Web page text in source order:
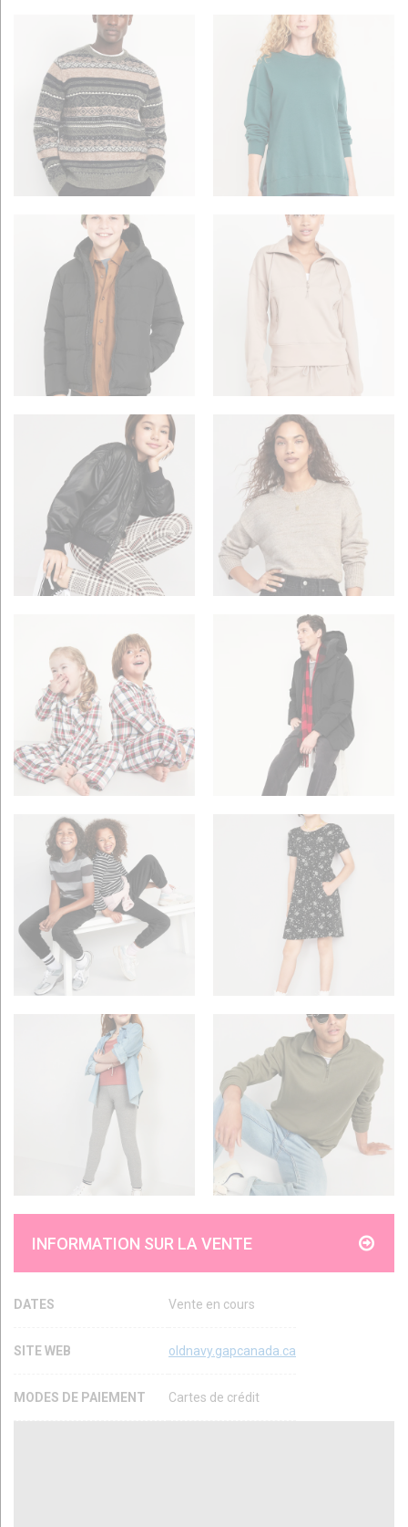
INFORMATION SUR LA VENTE
DATES Vente en cours
SITE WEB oldnavy.gapcanada.ca
MODES DE PAIEMENT Cartes de crédit